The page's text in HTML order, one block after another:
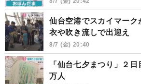
仙台空港でスカイマー
衣や吹き流しで出迎え
8/7 (金) 20:40
「仙台七夕まつり」２
万人